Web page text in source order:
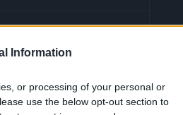
Information
or processing of your personal or
use the below opt-out section to
utvrdila su da je